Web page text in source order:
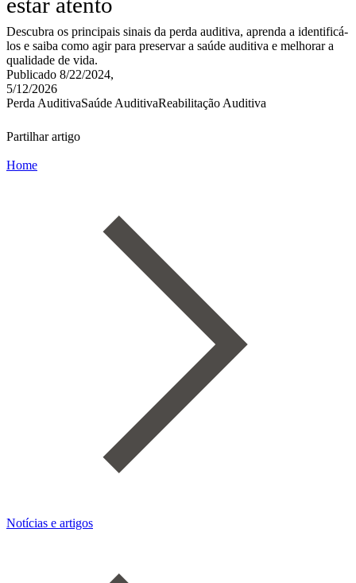
Descubra os principais sinais da perda auditiva, aprenda a identificá-
los e saiba como agir para preservar a saúde auditiva e melhorar a
qualidade de vida.
Publicado 8/22/2024,
5/12/2026
Perda AuditivaSaúde AuditivaReabilitação Auditiva
Partilhar artigo
Home
Notícias e artigos